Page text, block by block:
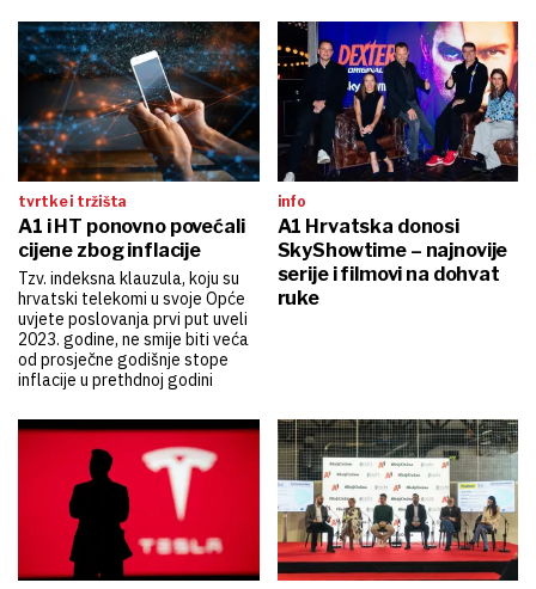
tvrtke i tržišta
A1 i HT ponovno povećali
cijene zbog inflacije
Tzv. indeksna klauzula, koju su
hrvatski telekomi u svoje Opće
uvjete poslovanja prvi put uveli
2023. godine, ne smije biti veća
od prosječne godišnje stope
inflacije u prethdnoj godini
info
A1 Hrvatska donosi
SkyShowtime – najnovije
serije i filmovi na dohvat
ruke